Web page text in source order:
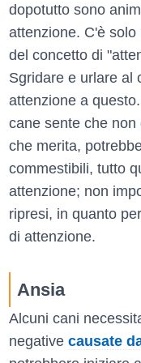
dopotutto sono
attenzione. C'è
del concetto di
Sgridare e urlare al
attenzione a
cane sente che
che merita,
commestibili, tutto
attenzione; non
ripresi, in quanto
di attenzione.
Ansia
Alcuni cani
negative causate